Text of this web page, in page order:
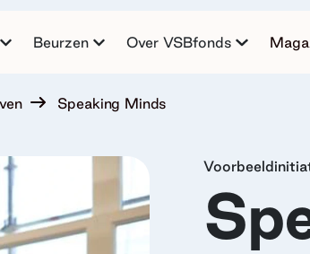
Beurzen Over VSBfonds
Speaking Minds